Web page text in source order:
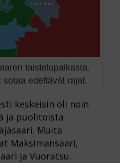
taistelupaikasta.
edeltävät rajat.
keskeisin oli noin
ja puolitoista
Muita
Maksimansaari,
ja Vuoratsu.